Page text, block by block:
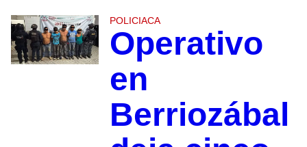
POLICIACA
Operativo
en
Berriozábal